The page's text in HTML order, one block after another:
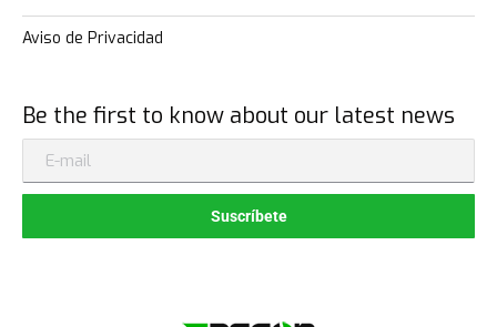
Aviso de Privacidad
Be the first to know about our latest news